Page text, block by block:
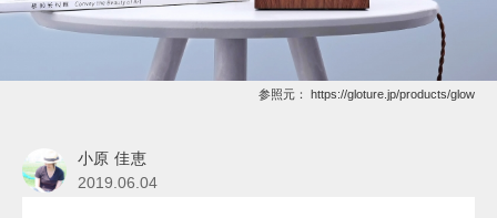
参照元： https://gloture.jp/products/glow
小原 佳恵
2019.06.04